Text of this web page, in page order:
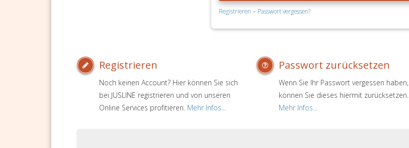
Registrieren - Passwort vergessen?
Registrieren
Noch keinen Account? Hier können Sie sich
bei JUSLINE registrieren und von unseren
Online Services profitieren. Mehr Infos...
Passwort zurücksetzen
Wenn Sie Ihr Passwort vergessen haben,
können Sie dieses hiermit zurücksetzen.
Mehr Infos...